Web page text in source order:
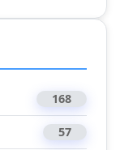
168
57